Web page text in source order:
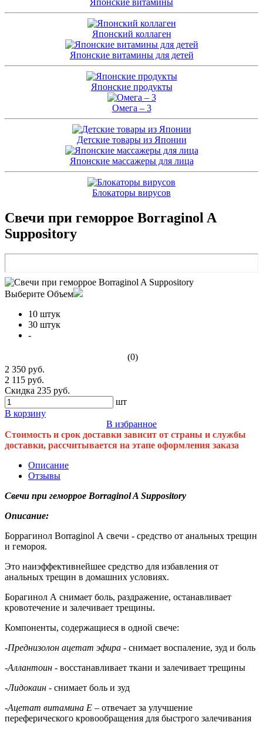
Японские витамины
Японский коллаген
Японские витамины для детей
Японские продукты
Омега – 3
Детские товары из Японии
Японские массажеры для лица
Блокаторы вирусов
Свечи при геморрое Borraginol A
Suppository
Выберите Объем
10 штук
30 штук
-
(0)
2 350 руб.
2 115 руб.
Скидка 235 руб.
шт
В корзину
В избранное
Стоимость и срок доставки зависит от страны и службы
доставки, рассчитывается на этапе оформления заказа
Описание
Отзывы
Свечи при геморрое Borraginol A Suppository
Описание:
Боррагинол Borraginol А свечи - средство от анальных трещин
и гемороя.
Это наиэффективнейшее средство для избавления от
анальных трещин в домашних условиях.
Борагинол А снимает боль, раздражение, останавливает
кровотечение и залечивает трещины.
Компоненты, содержащиеся в одной свече:
-Преднизолон ацетат эфира - снимает воспаление, зуд и боль
-Аллантоин - восстанавливает ткани и залечивает трещины
-Лидокаин - снимает боль и зуд
-Ацетат витамина Е – отвечает за улучшение
переферического кровообращения для быстрого залечивания